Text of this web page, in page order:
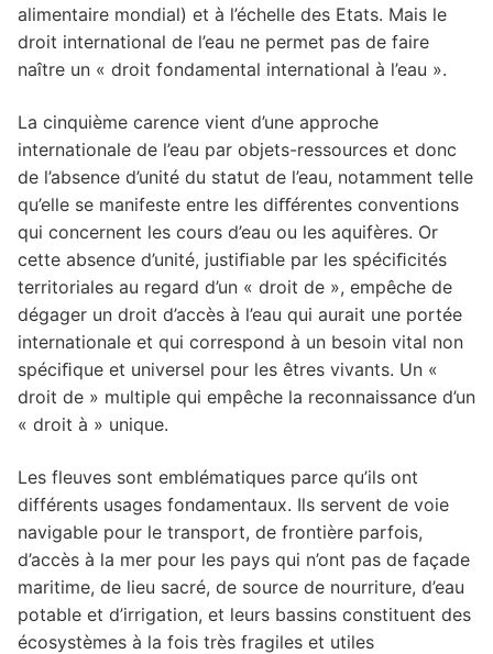
alimentaire mondial) et à l’échelle des Etats. Mais le
droit international de l’eau ne permet pas de faire
naître un « droit fondamental international à l’eau ».
La cinquième carence vient d’une approche
internationale de l’eau par objets-ressources et donc
de l’absence d’unité du statut de l’eau, notamment telle
qu’elle se manifeste entre les diﬀérentes conventions
qui concernent les cours d’eau ou les aquifères. Or
cette absence d’unité, justiﬁable par les spéciﬁcités
territoriales au regard d’un « droit de », empêche de
dégager un droit d’accès à l’eau qui aurait une portée
internationale et qui correspond à un besoin vital non
spéciﬁque et universel pour les êtres vivants. Un «
droit de » multiple qui empêche la reconnaissance d’un
« droit à » unique.
Les fleuves sont emblématiques parce qu’ils ont
différents usages fondamentaux. Ils servent de voie
navigable pour le transport, de frontière parfois,
d’accès à la mer pour les pays qui n’ont pas de façade
maritime, de lieu sacré, de source de nourriture, d’eau
potable et d’irrigation, et leurs bassins constituent des
écosystèmes à la fois très fragiles et utiles